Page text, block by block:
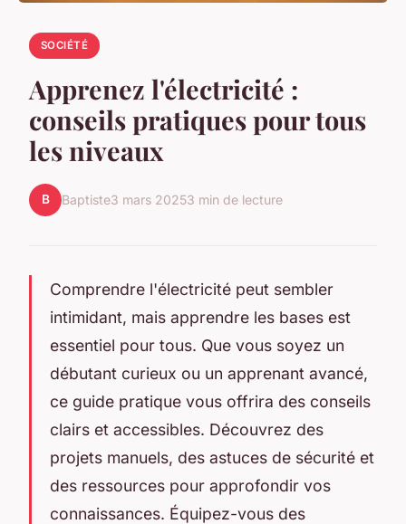
SOCIÉTÉ
Apprenez l'électricité :
conseils pratiques pour tous
les niveaux
B Baptiste3 mars 20253 min de lecture
Comprendre l'électricité peut sembler
intimidant, mais apprendre les bases est
essentiel pour tous. Que vous soyez un
débutant curieux ou un apprenant avancé,
ce guide pratique vous offrira des conseils
clairs et accessibles. Découvrez des
projets manuels, des astuces de sécurité et
des ressources pour approfondir vos
connaissances. Équipez-vous des